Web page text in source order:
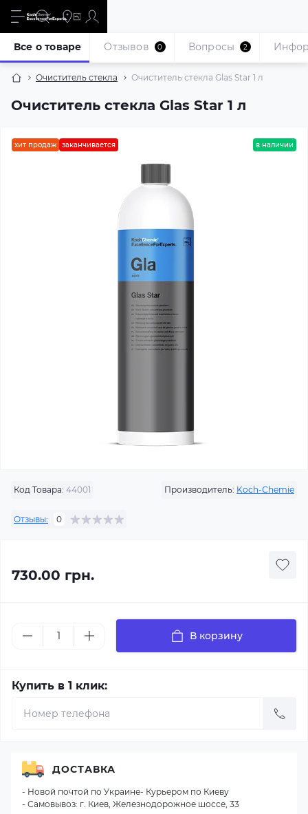
Очиститель стекла Очиститель стекла Glas Star 1 л
Очиститель стекла Glas Star 1 л
Все о товаре Отзывов 0 Вопросы 2
хит продаж заканчивается в наличии
Код Товара: 44001 Производитель: Koch-Chemie
Отзывы: 0
730.00 грн.
В корзину
Купить в 1 клик:
ДОСТАВКА
- Новой почтой по Украине- Курьером по Киеву
- Самовывоз: г. Киев, Железнодорожное шоссе, 33